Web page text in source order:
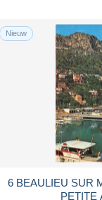
Nieuw
6 BEAULIEU SUR
PETITE